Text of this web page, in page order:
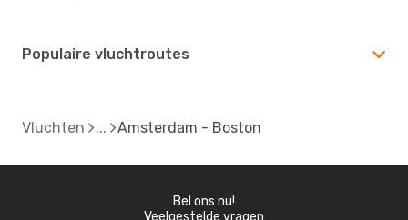
Populaire vluchtroutes
Vluchten Amsterdam - Boston
Bel ons nu!
Veelgestelde vragen